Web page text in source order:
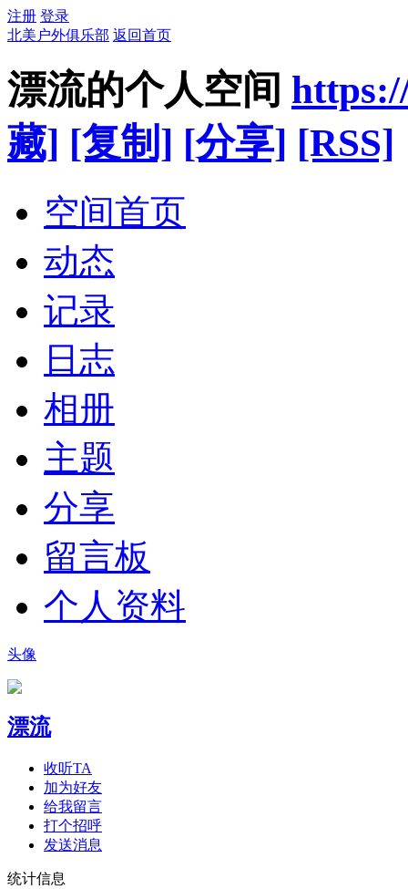
注册 登录
北美户外俱乐部 返回首页
漂流的个人空间
藏] [复制] [分享] [RSS]
空间首页
动态
记录
日志
相册
主题
分享
留言板
个人资料
头像
漂流
收听TA
加为好友
给我留言
打个招呼
发送消息
统计信息